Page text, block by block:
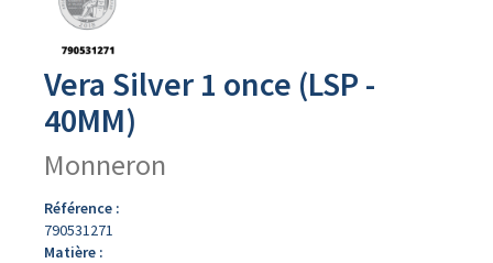
produit
Vera Silver 1 once (LSP -
40MM)
Monneron
Référence :
790531271
Matière :